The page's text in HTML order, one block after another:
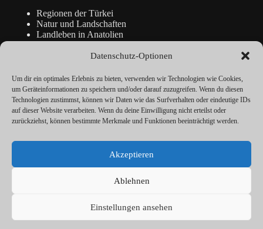
Datenschutz-Optionen
Um dir ein optimales Erlebnis zu bieten, verwenden wir Technologien wie Cookies,
um Geräteinformationen zu speichern und/oder darauf zuzugreifen. Wenn du diesen
Technologien zustimmst, können wir Daten wie das Surfverhalten oder eindeutige IDs
auf dieser Website verarbeiten. Wenn du deine Einwilligung nicht erteilst oder
zurückziehst, können bestimmte Merkmale und Funktionen beeinträchtigt werden.
Akzeptieren
Ablehnen
Einstellungen ansehen
Regionen der Türkei
Natur und Landschaften
Landleben in Anatolien
Blickpunkte
Reise-Info
Vorträge
© ANATOLIEN Magazin 2026